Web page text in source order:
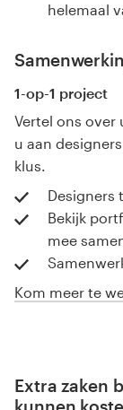
helemaal
1-op-1 project
Vertel ons
u aan
klus.
Designers
Bekijk
mee
Kom meer te
Extra zaken